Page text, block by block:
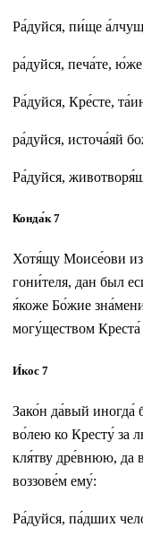
Ра́дуйся, пи́ще
ра́дуйся, печа́те,
Ра́дуйся, Кре́сте,
ра́дуйся, источа́яй
Ра́дуйся,
Конда́к 7
Хотя́щу Моисе́ови
гони́теля, дан был
я́коже Бо́жие
могу́ществом
И́кос 7
Зако́н да́вый иногда́
во́лею ко Кресту́ за
кля́тву дре́внюю, да
воззове́м ему́:
Ра́дуйся, па́дших